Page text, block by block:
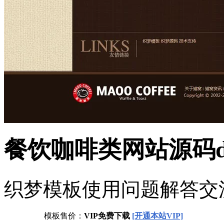
餐饮咖啡类网站源码
织梦模板使用问题解答交
模板售价： VIP免费下载 [开通本站VIP]